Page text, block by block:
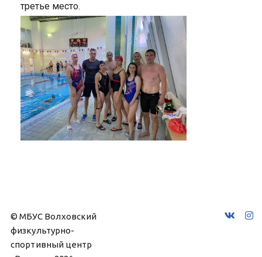
третье место.
© МБУС Волховский
физкультурно-
спортивный центр